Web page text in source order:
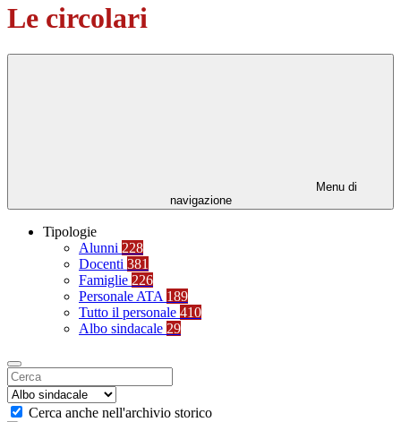
Le circolari
Menu di
navigazione
Tipologie
Alunni 228
Docenti 381
Famiglie 226
Personale ATA 189
Tutto il personale 410
Albo sindacale 29
Cerca anche nell'archivio storico